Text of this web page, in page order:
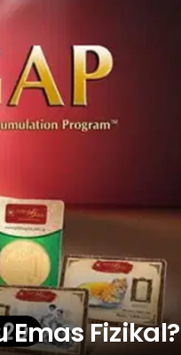
Fizikal?